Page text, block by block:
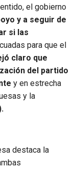
el gobierno
y a seguir de
si las
para que el
claro que
del partido
y en estrecha
y la
destaca la